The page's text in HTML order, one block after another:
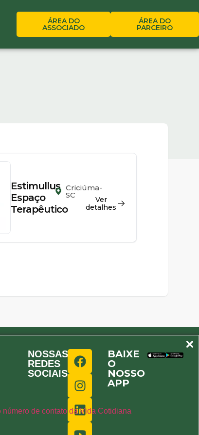
ÁREA DO
ASSOCIADO
ÁREA DO
PARCEIRO
Estimullus
Espaço
Terapêutico
Criciúma-
SC
Ver
detalhes
NOSSAS
REDES
SOCIAIS
BAIXE
O
NOSSO
APP